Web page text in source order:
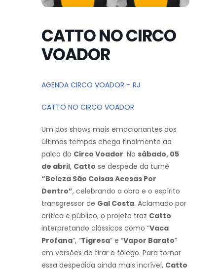
CATTO NO CIRCO
VOADOR
AGENDA CIRCO VOADOR – RJ
CATTO NO CIRCO VOADOR
Um dos shows mais emocionantes dos
últimos tempos chega finalmente ao
palco do Circo Voador. No sábado, 05
de abril, Catto se despede da turnê
“Beleza São Coisas Acesas Por
Dentro”, celebrando a obra e o espírito
transgressor de Gal Costa. Aclamado por
crítica e público, o projeto traz Catto
interpretando clássicos como “Vaca
Profana”, “Tigresa” e “Vapor Barato”
em versões de tirar o fôlego. Para tornar
essa despedida ainda mais incrível, Catto